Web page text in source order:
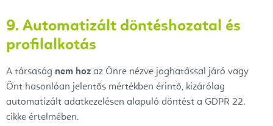
9. Automatizált döntéshozatal és
profilalkotás
A társaság nem hoz az Önre nézve joghatással járó vagy
Önt hasonlóan jelentős mértékben érintő, kizárólag
automatizált adatkezelésen alapuló döntést a GDPR 22.
cikke értelmében.